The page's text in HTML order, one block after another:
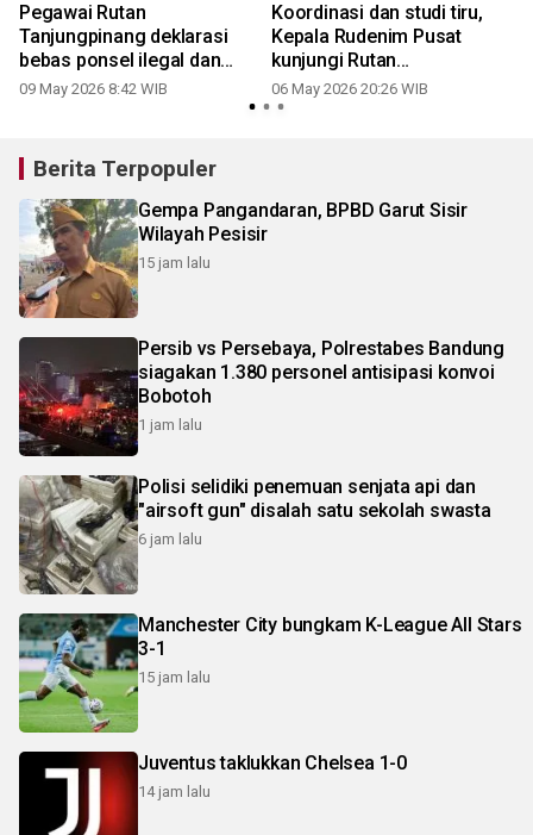
Pegawai Rutan
Tanjungpinang deklarasi
bebas ponsel ilegal dan
narkoba
09 May 2026 8:42 WIB
Koordinasi dan studi tiru,
Kepala Rudenim Pusat
kunjungi Rutan
Tanjungpinang
06 May 2026 20:26 WIB
Berita Terpopuler
Gempa Pangandaran, BPBD Garut Sisir
Wilayah Pesisir
15 jam lalu
Persib vs Persebaya, Polrestabes Bandung
siagakan 1.380 personel antisipasi konvoi
Bobotoh
1 jam lalu
Polisi selidiki penemuan senjata api dan
"airsoft gun" disalah satu sekolah swasta
6 jam lalu
Manchester City bungkam K-League All Stars
3-1
15 jam lalu
Juventus taklukkan Chelsea 1-0
14 jam lalu